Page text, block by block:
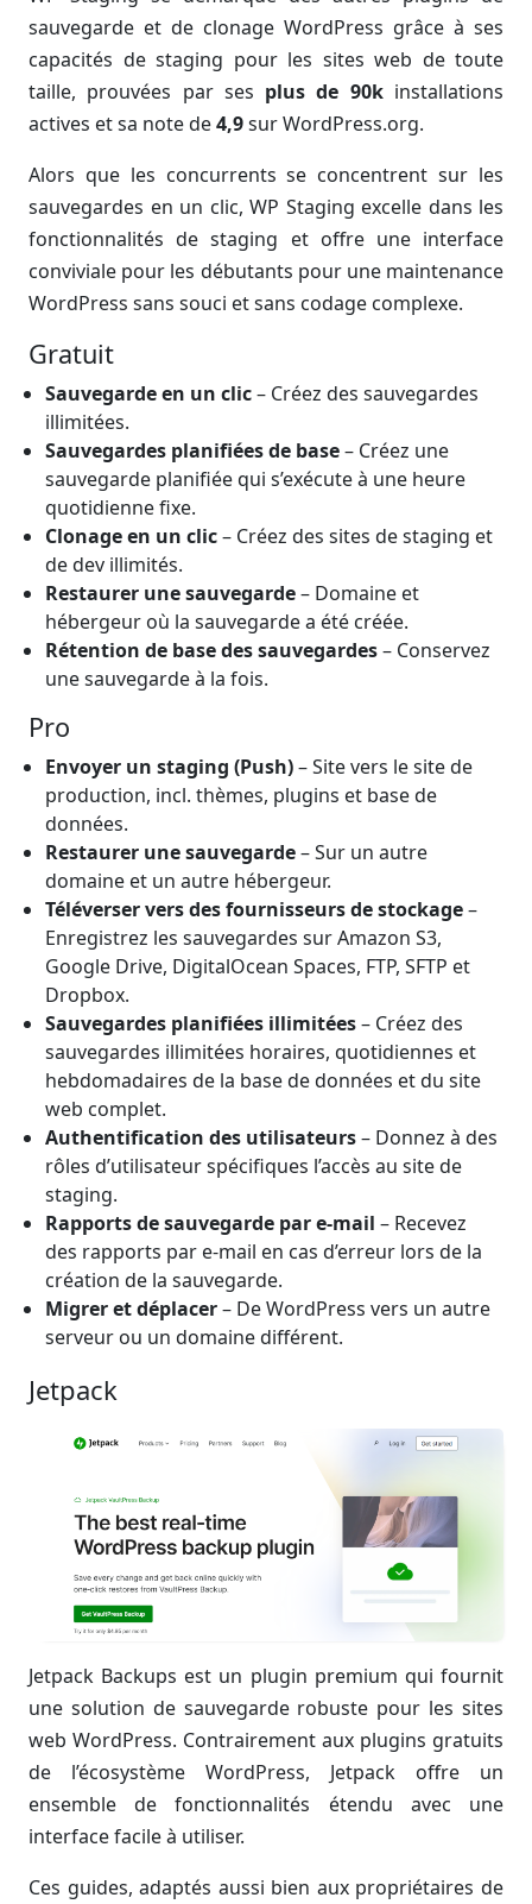
sauvegarde et de clonage WordPress grâce à ses
capacités de staging pour les sites web de toute
taille, prouvées par ses plus de 90kinstallations
actives et sa note de4,9sur WordPress.org.
Alors que les concurrents se concentrent sur les
sauvegardes en un clic, WP Staging excelle dans les
fonctionnalités de staging et offre une interface
conviviale pour les débutants pour une maintenance
WordPress sans souci et sans codage complexe.
Gratuit
Sauvegarde en un clic– Créez des sauvegardes
illimitées.
Sauvegardes planifiées de base– Créez une
sauvegarde planifiée qui s’exécute à une heure
quotidienne fixe.
Clonage en un clic– Créez des sites de staging et
de dev illimités.
Restaurer une sauvegarde– Domaine et
hébergeur où la sauvegarde a été créée.
Rétention de base des sauvegardes– Conservez
une sauvegarde à la fois.
Pro
Envoyer un staging (Push)– Site vers le site de
production, incl. thèmes, plugins et base de
données.
Restaurer une sauvegarde– Sur un autre
domaine et un autre hébergeur.
Téléverser vers des fournisseurs de stockage–
Enregistrez les sauvegardes sur Amazon S3,
Google Drive, DigitalOcean Spaces, FTP, SFTP et
Dropbox.
Sauvegardes planifiées illimitées– Créez des
sauvegardes illimitées horaires, quotidiennes et
hebdomadaires de la base de données et du site
web complet.
Authentification des utilisateurs– Donnez à des
rôles d’utilisateur spécifiques l’accès au site de
staging.
Rapports de sauvegarde par e-mail – Recevez
des rapports par e-mail en cas d’erreur lors de la
création de la sauvegarde.
Migrer et déplacer– De WordPress vers un autre
serveur ou un domaine différent.
Jetpack
Jetpack Backups est un plugin premium qui fournit
une solution de sauvegarde robuste pour les sites
web WordPress. Contrairement aux plugins gratuits
de l’écosystème WordPress, Jetpack offre un
ensemble de fonctionnalités étendu avec une
interface facile à utiliser.
Ces guides, adaptés aussi bien aux propriétaires de